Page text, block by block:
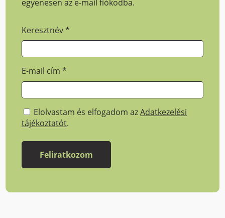
egyenesen az e-mail fiókodba.
Keresztnév*
E-mail cím*
Elolvastam és elfogadom azAdatkezelési
tájékoztatót.